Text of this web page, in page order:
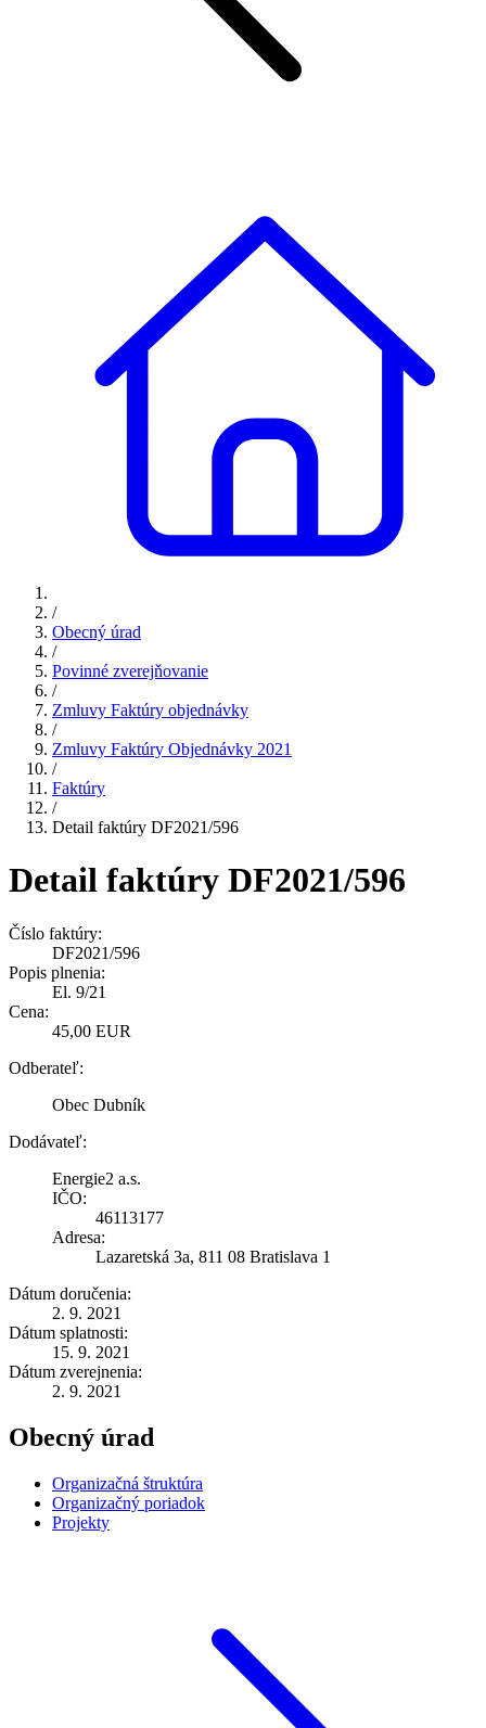
/
Obecný úrad
/
Povinné zverejňovanie
/
Zmluvy Faktúry objednávky
/
Zmluvy Faktúry Objednávky 2021
/
Faktúry
/
Detail faktúry DF2021/596
Detail faktúry DF2021/596
Číslo faktúry:
DF2021/596
Popis plnenia:
El. 9/21
Cena:
45,00 EUR
Odberateľ:
Obec Dubník
Dodávateľ:
Energie2 a.s.
IČO:
46113177
Adresa:
Lazaretská 3a, 811 08 Bratislava 1
Dátum doručenia:
2. 9. 2021
Dátum splatnosti:
15. 9. 2021
Dátum zverejnenia:
2. 9. 2021
Obecný úrad
Organizačná štruktúra
Organizačný poriadok
Projekty